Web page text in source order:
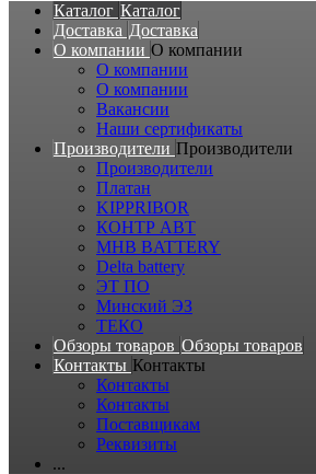
Каталог Каталог
Доставка Доставка
О компании О компании
О компании
О компании
Вакансии
Наши сертификаты
Производители Производители
Производители
Платан
KIPPRIBOR
КОНТР АВТ
MHB BATTERY
Delta battery
ЭT ПО
Минский ЭЗ
ТЕКО
Обзоры товаров Обзоры товаров
Контакты Контакты
Контакты
Контакты
Поставщикам
Реквизиты
...